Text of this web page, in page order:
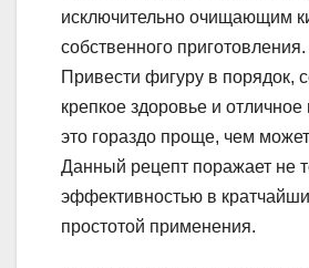
исключительно очищающим
собственного приготовления.
Привести фигуру в порядок,
крепкое здоровье и
это гораздо проще, чем
Данный рецепт поражает не
эффективностью в
простотой применения.